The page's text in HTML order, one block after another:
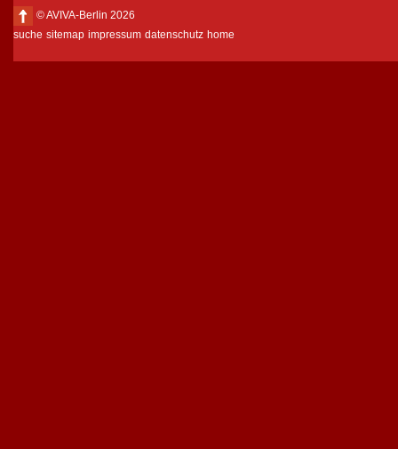
© AVIVA-Berlin 2026
suche sitemap impressum datenschutz home